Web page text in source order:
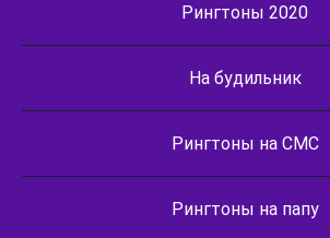
Рингтоны 2020
На будильник
Рингтоны на СМС
Рингтоны на папу